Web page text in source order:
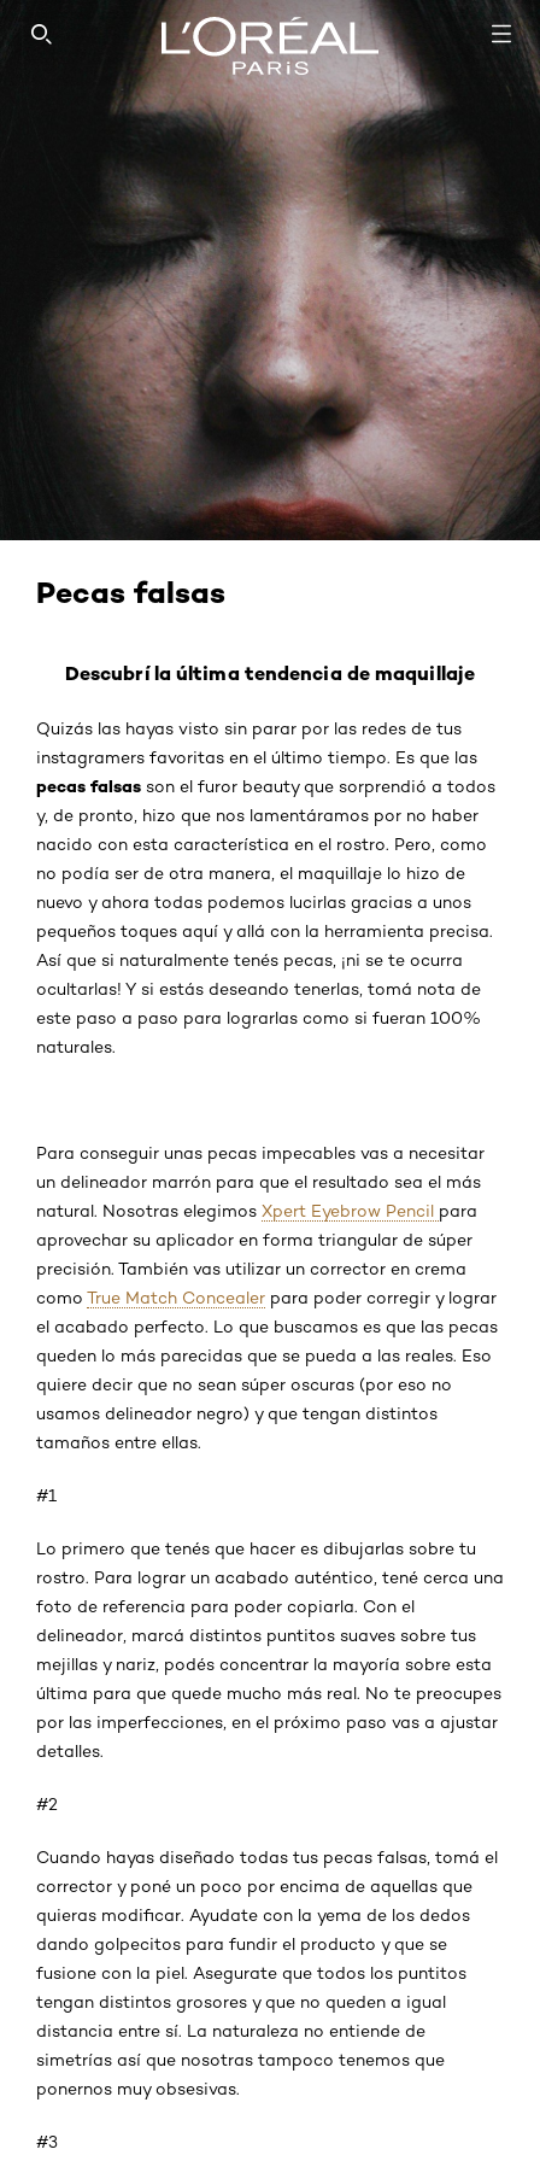
SEARCH THIS SITE
Pecas falsas
Descubrí la última tendencia de maquillaje
Quizás las hayas visto sin parar por las redes de tus
instagramers favoritas en el último tiempo. Es que las
pecas falsas son el furor beauty que sorprendió a todos
y, de pronto, hizo que nos lamentáramos por no haber
nacido con esta característica en el rostro. Pero, como
no podía ser de otra manera, el maquillaje lo hizo de
nuevo y ahora todas podemos lucirlas gracias a unos
pequeños toques aquí y allá con la herramienta precisa.
Así que si naturalmente tenés pecas, ¡ni se te ocurra
ocultarlas! Y si estás deseando tenerlas, tomá nota de
este paso a paso para lograrlas como si fueran 100%
naturales.
Para conseguir unas pecas impecables vas a necesitar
un delineador marrón para que el resultado sea el más
natural. Nosotras elegimos Xpert Eyebrow Pencil para
aprovechar su aplicador en forma triangular de súper
precisión. También vas utilizar un corrector en crema
como True Match Concealer para poder corregir y lograr
el acabado perfecto. Lo que buscamos es que las pecas
queden lo más parecidas que se pueda a las reales. Eso
quiere decir que no sean súper oscuras (por eso no
usamos delineador negro) y que tengan distintos
tamaños entre ellas.
#1
Lo primero que tenés que hacer es dibujarlas sobre tu
rostro. Para lograr un acabado auténtico, tené cerca una
foto de referencia para poder copiarla. Con el
delineador, marcá distintos puntitos suaves sobre tus
mejillas y nariz, podés concentrar la mayoría sobre esta
última para que quede mucho más real. No te preocupes
por las imperfecciones, en el próximo paso vas a ajustar
detalles.
#2
Cuando hayas diseñado todas tus pecas falsas, tomá el
corrector y poné un poco por encima de aquellas que
quieras modificar. Ayudate con la yema de los dedos
dando golpecitos para fundir el producto y que se
fusione con la piel. Asegurate que todos los puntitos
tengan distintos grosores y que no queden a igual
distancia entre sí. La naturaleza no entiende de
simetrías así que nosotras tampoco tenemos que
ponernos muy obsesivas.
#3